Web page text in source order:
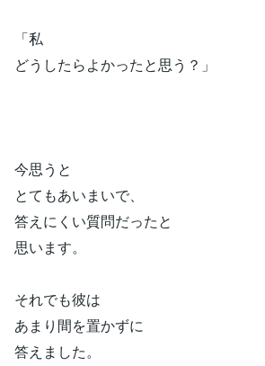
「私
どうしたらよかったと思う？」
今思うと
とてもあいまいで、
答えにくい質問だったと
思います。
それでも彼は
あまり間を置かずに
答えました。